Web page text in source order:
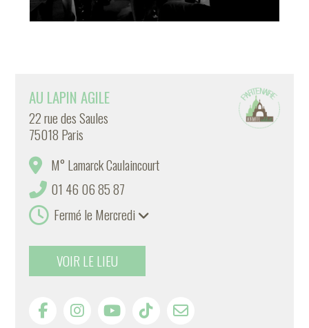
AU LAPIN AGILE
22 rue des Saules
75018 Paris
M° Lamarck Caulaincourt
01 46 06 85 87
Fermé le Mercredi
VOIR LE LIEU